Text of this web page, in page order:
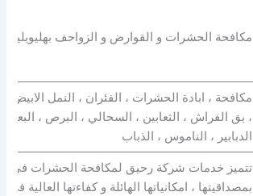
مكافحة الحشرات و القوارض و الزواحف بهليوبليس
مكافحة ، ابادة الحشرات ، الفئران ، النمل الابيض ،
، بق الفراش ، الثعابين ، السحالي ، البرص ،
الدبابير ، الناموس ، الذباب
تتميز خدمات شركة رحيق لمكافحة الحشرات في
بمصداقيتها ، امكانياتها الهائلة و كفاءتها العالية